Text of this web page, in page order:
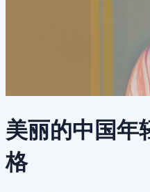
美丽的中国年
格